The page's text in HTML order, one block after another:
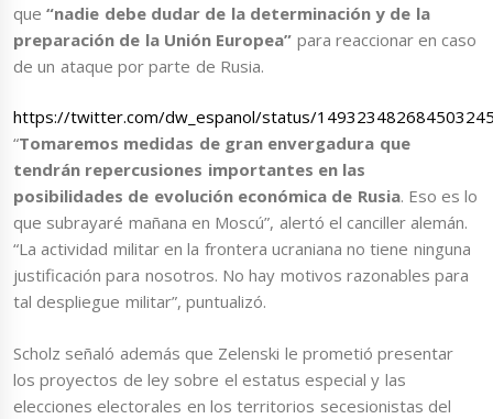
que“nadie debe dudar de la determinación y de la
preparación de la Unión Europea” para reaccionar en caso
de un ataque por parte de Rusia.
https://twitter.com/dw_espanol/status/
“Tomaremos medidas de gran envergadura que
tendrán repercusiones importantes en las
posibilidades de evolución económica de Rusia. Eso es lo
que subrayaré mañana en Moscú”, alertó el canciller alemán.
“La actividad militar en la frontera ucraniana no tiene ninguna
justificación para nosotros. No hay motivos razonables para
tal despliegue militar”, puntualizó.
Scholz señaló además que Zelenski le prometió presentar
los proyectos de ley sobre el estatus especial y las
elecciones electorales en los territorios secesionistas del